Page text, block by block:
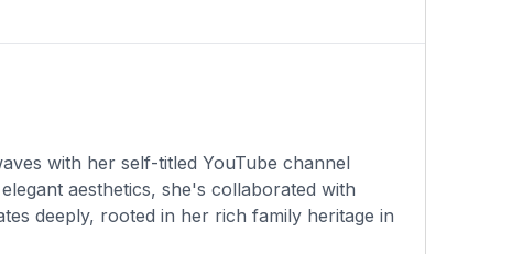
with her self-titled YouTube channel
aesthetics, she's collaborated with
deeply, rooted in her rich family heritage in